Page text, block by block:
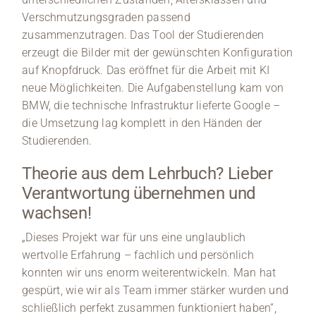
Verschmutzungsgraden passend
zusammenzutragen. Das Tool der Studierenden
erzeugt die Bilder mit der gewünschten Konfiguration
auf Knopfdruck. Das eröffnet für die Arbeit mit KI
neue Möglichkeiten. Die Aufgabenstellung kam von
BMW, die technische Infrastruktur lieferte Google –
die Umsetzung lag komplett in den Händen der
Studierenden.
Theorie aus dem Lehrbuch? Lieber
Verantwortung übernehmen und
wachsen!
„Dieses Projekt war für uns eine unglaublich
wertvolle Erfahrung – fachlich und persönlich
konnten wir uns enorm weiterentwickeln. Man hat
gespürt, wie wir als Team immer stärker wurden und
schließlich perfekt zusammen funktioniert haben“,